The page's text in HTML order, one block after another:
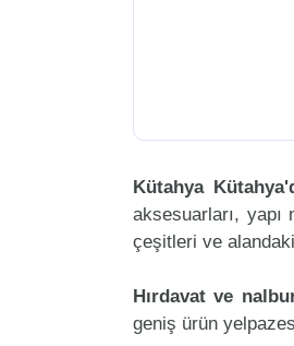
Kütahya
aksesuarları,
çeşitleri ve alandaki
Hırdavat ve
geniş ürün